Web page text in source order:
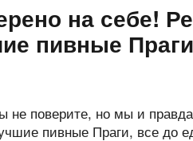
на себе!
пивные
не поверите, но мы и
пивные Праги, все до